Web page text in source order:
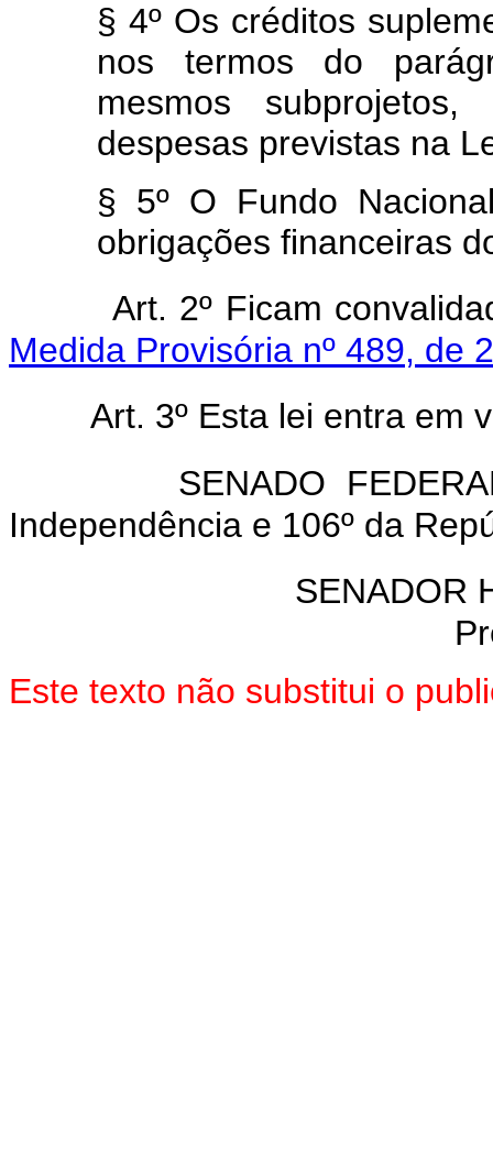
§ 4º Os créditos
nos termos do
mesmos
despesas previstas na
§ 5º O Fundo
obrigações financeiras
Art. 2º Ficam
Medida Provisória nº 489, de
Art. 3º Esta lei entra em
SENADO
Independência e 106º da
SENADOR
Este texto não substitui o